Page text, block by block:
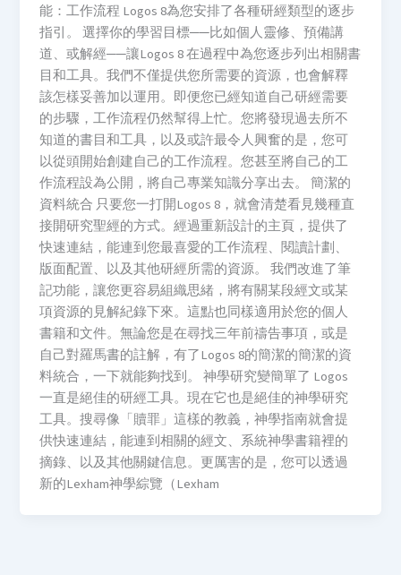
能：工作流程 Logos 8為您安排了各種研經類型的逐步
指引。 選擇你的學習目標──比如個人靈修、預備講
道、或解經──讓Logos 8 在過程中為您逐步列出相關書
目和工具。我們不僅提供您所需要的資源，也會解釋
該怎樣妥善加以運用。即便您已經知道自己研經需要
的步驟，工作流程仍然幫得上忙。您將發現過去所不
知道的書目和工具，以及或許最令人興奮的是，您可
以從頭開始創建自己的工作流程。您甚至將自己的工
作流程設為公開，將自己專業知識分享出去。 簡潔的
資料統合 只要您一打開Logos 8，就會清楚看見幾種直
接開研究聖經的方式。經過重新設計的主頁，提供了
快速連結，能連到您最喜愛的工作流程、閱讀計劃、
版面配置、以及其他研經所需的資源。 我們改進了筆
記功能，讓您更容易組織思緒，將有關某段經文或某
項資源的見解紀錄下來。這點也同樣適用於您的個人
書籍和文件。無論您是在尋找三年前禱告事項，或是
自己對羅馬書的註解，有了Logos 8的簡潔的簡潔的資
料統合，一下就能夠找到。 神學研究變簡單了 Logos
一直是絕佳的研經工具。現在它也是絕佳的神學研究
工具。搜尋像「贖罪」這樣的教義，神學指南就會提
供快速連結，能連到相關的經文、系統神學書籍裡的
摘錄、以及其他關鍵信息。更厲害的是，您可以透過
新的Lexham神學綜覽（Lexham